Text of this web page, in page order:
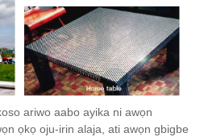
ariwo aabo ayika ni awọn
ọkọ oju-irin alaja, ati awọn gbigbe